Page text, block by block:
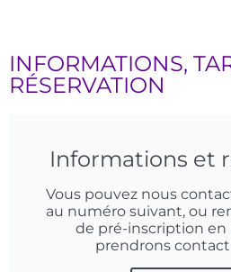
INFORMATIONS,
RÉSERVATION
Informations et
Vous pouvez nous
au numéro suivant, ou
de pré-inscription en
prendrons contact